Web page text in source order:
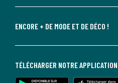
ENCORE + DE MODE ET DE DÉCO !
TÉLÉCHARGER NOTRE APPLICATION